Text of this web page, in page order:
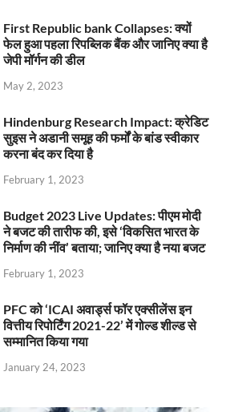
First Republic bank Collapses: क्यों
फेल हुआ पहला रिपब्लिक बैंक और जानिए क्या है
जेपी मॉर्गन की डील
May 2, 2023
Hindenburg Research Impact: क्रेडिट
सुइस ने अडानी समूह की फर्मों के बांड स्वीकार
करना बंद कर दिया है
February 1, 2023
Budget 2023 Live Updates: पीएम मोदी
ने बजट की तारीफ की, इसे ‘विकसित भारत के
निर्माण की नींव’ बताया; जानिए क्या है नया बजट
February 1, 2023
PFC को ‘ICAI अवार्ड्स फॉर एक्सीलेंस इन
वित्तीय रिपोर्टिंग 2021-22’ में गोल्ड शील्ड से
सम्मानित किया गया
January 24, 2023